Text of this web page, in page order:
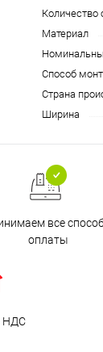
Количество
Материал
Способ
Страна
Ширина
все
оплаты
НДС